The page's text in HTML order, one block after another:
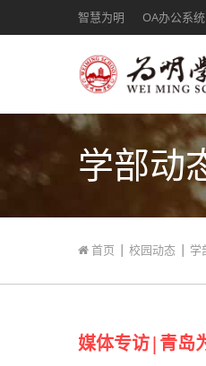
智慧为明 OA办公系统
学部动
首页 | 校园动态 | 学
媒体专访|青岛